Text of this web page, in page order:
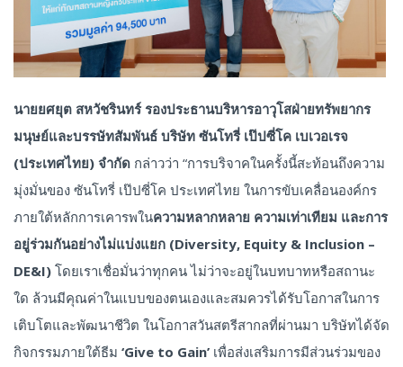
นายยศยุต สหวัชรินทร์ รองประธานบริหารอาวุโสฝ่ายทรัพยากร
มนุษย์และบรรษัทสัมพันธ์ บริษัท ซันโทรี่ เป๊ปซี่โค เบเวอเรจ
(ประเทศไทย) จำกัด กล่าวว่า “การบริจาคในครั้งนี้สะท้อนถึงความ
มุ่งมั่นของ ซันโทรี่ เป๊ปซี่โค ประเทศไทย ในการขับเคลื่อนองค์กร
ภายใต้หลักการเคารพในความหลากหลาย ความเท่าเทียม และการ
อยู่ร่วมกันอย่างไม่แบ่งแยก (Diversity, Equity & Inclusion –
DE&I) โดยเราเชื่อมั่นว่าทุกคน ไม่ว่าจะอยู่ในบทบาทหรือสถานะ
ใด ล้วนมีคุณค่าในแบบของตนเองและสมควรได้รับโอกาสในการ
เติบโตและพัฒนาชีวิต ในโอกาสวันสตรีสากลที่ผ่านมา บริษัทได้จัด
กิจกรรมภายใต้ธีม ‘Give to Gain’ เพื่อส่งเสริมการมีส่วนร่วมของ